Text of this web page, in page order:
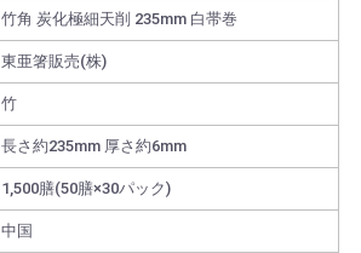
竹角 炭化極細天削 235mm 白帯巻
東亜箸販売(株)
竹
長さ約235mm 厚さ約6mm
1,500膳(50膳×30パック)
中国